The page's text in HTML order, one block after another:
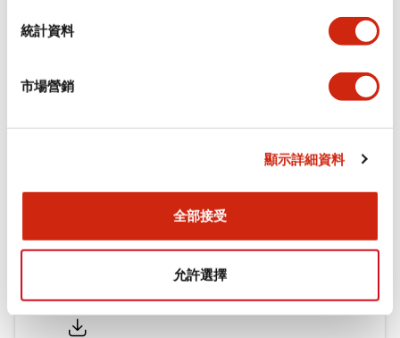
統計資料
市場營銷
顯示詳細資料
全部接受
允許選擇
安裝和安裝規範
認證與標準
Flush Silhouette LW系列 控制元件 (英文版)
2025/09/19.PDF1.23MB